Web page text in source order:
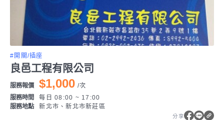
#開關/插座
良邑工程有限公司
服務報價 $1,000 /次
服務時間
每日 08:00 ~ 17:00
服務地點
新北市、新北市新莊區
分享